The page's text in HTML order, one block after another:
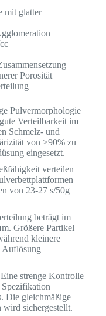
mit glatter
Porosität
Pulvermorphologie
Verteilbarkeit im
Schmelz- und
von >90% zu
eingesetzt.
verteilen
von 23-27 s/50g
beträgt im
Größere Partikel
kleinere
Auflösung
Eine strenge Kontrolle
Spezifikation
Die gleichmäßige
wird sichergestellt.